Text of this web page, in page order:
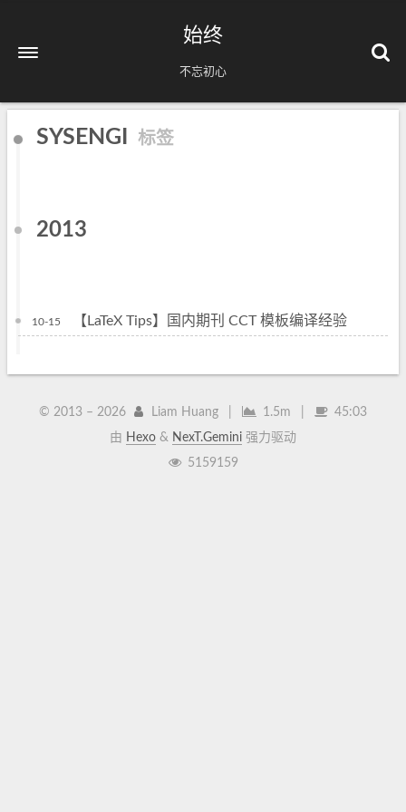
始终
不忘初心
SYSENGI 标签
2013
10-15 【LaTeX Tips】国内期刊 CCT 模板编译经验
© 2013 – 2026 Liam Huang 1.5m
45:03
由 Hexo & NexT.Gemini 强力驱动
5159159